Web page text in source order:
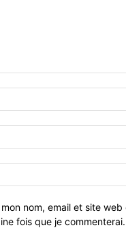
nom, email et site
fois que je commenterai.